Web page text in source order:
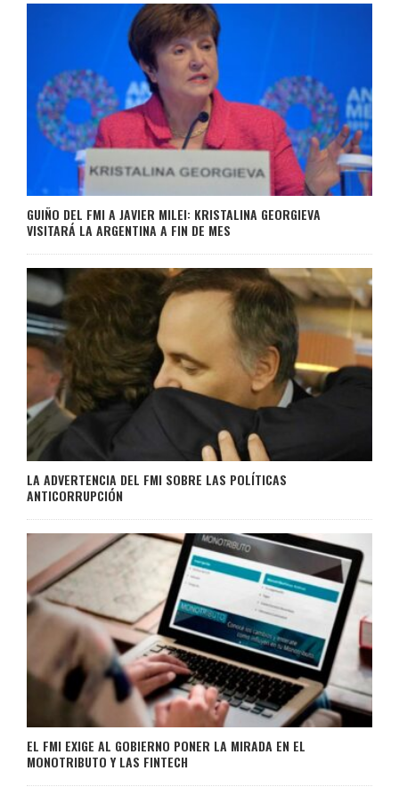
GUIÑO DEL FMI A JAVIER MILEI: KRISTALINA GEORGIEVA
VISITARÁ LA ARGENTINA A FIN DE MES
LA ADVERTENCIA DEL FMI SOBRE LAS POLÍTICAS
ANTICORRUPCIÓN
EL FMI EXIGE AL GOBIERNO PONER LA MIRADA EN EL
MONOTRIBUTO Y LAS FINTECH